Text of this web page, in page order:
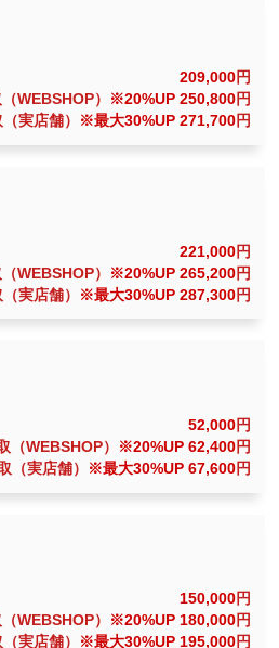
209,000円
WEBSHOP）
※20%UP 250,800円
実店舗）
※最大30%UP 271,700円
221,000円
WEBSHOP）
※20%UP 265,200円
実店舗）
※最大30%UP 287,300円
52,000円
（WEBSHOP）
※20%UP 62,400円
（実店舗）
※最大30%UP 67,600円
150,000円
WEBSHOP）
※20%UP 180,000円
実店舗）
※最大30%UP 195,000円